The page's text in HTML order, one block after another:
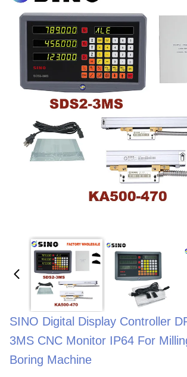
SINO Digital Display Controller
3MS CNC Monitor IP64 For
Boring Machine